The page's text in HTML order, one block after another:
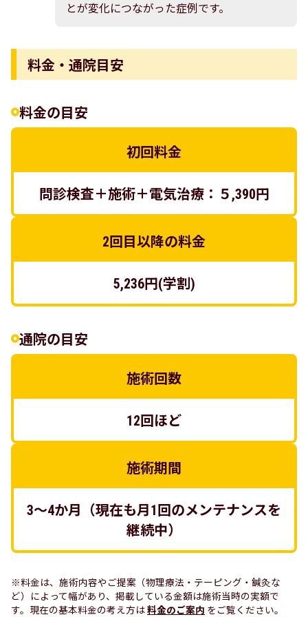
とが変化につながった症例です。
料金・通院目安
料金の目安
初回料金
問診検査＋施術＋電気治療：５,390円
2回目以降の料金
5,236円(学割)
通院の目安
施術回数
12回ほど
施術期間
3～4か月（現在も月1回のメンテナンスを
継続中）
※料金は、施術内容やご提案（物理療法・テーピング・鍼灸な
ど）によって幅があり、掲載している金額は施術当時の実額で
す。現在の基本料金の考え方は料金のご案内 をご覧ください。